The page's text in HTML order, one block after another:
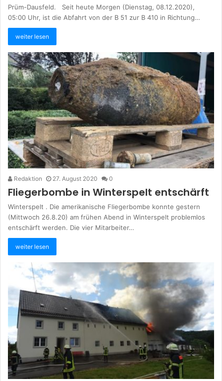
Prüm-Dausfeld. Seit heute Morgen (Dienstag, 08.12.2020),
05:00 Uhr, ist die Abfahrt von der B 51 zur B 410 in Richtung…
weiter lesen
Redaktion 27. August 2020 0
Fliegerbombe in Winterspelt entschärft
Winterspelt . Die amerikanische Fliegerbombe konnte gestern
(Mittwoch 26.8.20) am frühen Abend in Winterspelt problemlos
entschärft werden. Die vier Mitarbeiter…
weiter lesen